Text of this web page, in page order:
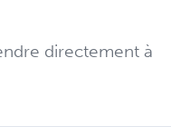
Leeuw,
directement à